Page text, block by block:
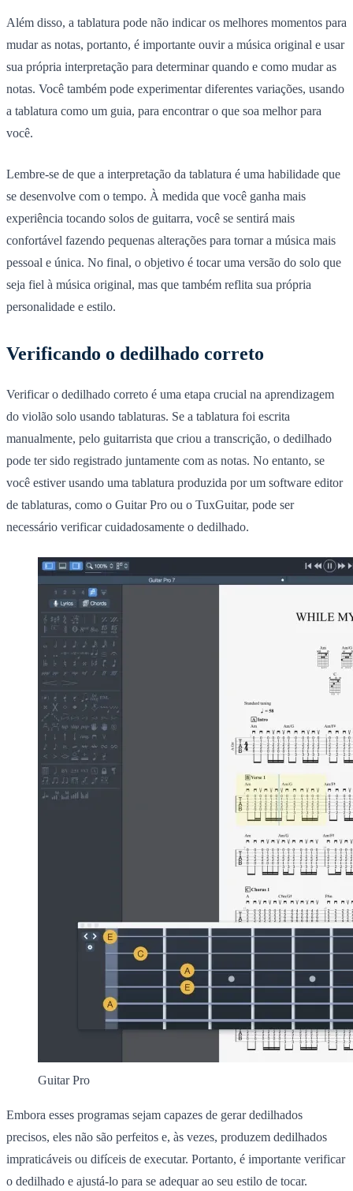
Além disso, a tablatura pode não indicar os melhores momentos para
mudar as notas, portanto, é importante ouvir a música original e usar
sua própria interpretação para determinar quando e como mudar as
notas. Você também pode experimentar diferentes variações, usando
a tablatura como um guia, para encontrar o que soa melhor para
você.
Lembre-se de que a interpretação da tablatura é uma habilidade que
se desenvolve com o tempo. À medida que você ganha mais
experiência tocando solos de guitarra, você se sentirá mais
confortável fazendo pequenas alterações para tornar a música mais
pessoal e única. No final, o objetivo é tocar uma versão do solo que
seja fiel à música original, mas que também reflita sua própria
personalidade e estilo.
Verificando o dedilhado correto
Verificar o dedilhado correto é uma etapa crucial na aprendizagem
do violão solo usando tablaturas. Se a tablatura foi escrita
manualmente, pelo guitarrista que criou a transcrição, o dedilhado
pode ter sido registrado juntamente com as notas. No entanto, se
você estiver usando uma tablatura produzida por um software editor
de tablaturas, como o Guitar Pro ou o TuxGuitar, pode ser
necessário verificar cuidadosamente o dedilhado.
Guitar Pro
Embora esses programas sejam capazes de gerar dedilhados
precisos, eles não são perfeitos e, às vezes, produzem dedilhados
impraticáveis ou difíceis de executar. Portanto, é importante verificar
o dedilhado e ajustá-lo para se adequar ao seu estilo de tocar.